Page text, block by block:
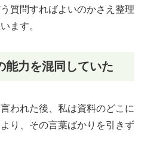
質問すればよいのかさえ整理
ます。
能力を混同していた
われた後、私は資料のどこに
り、その言葉ばかりを引きず